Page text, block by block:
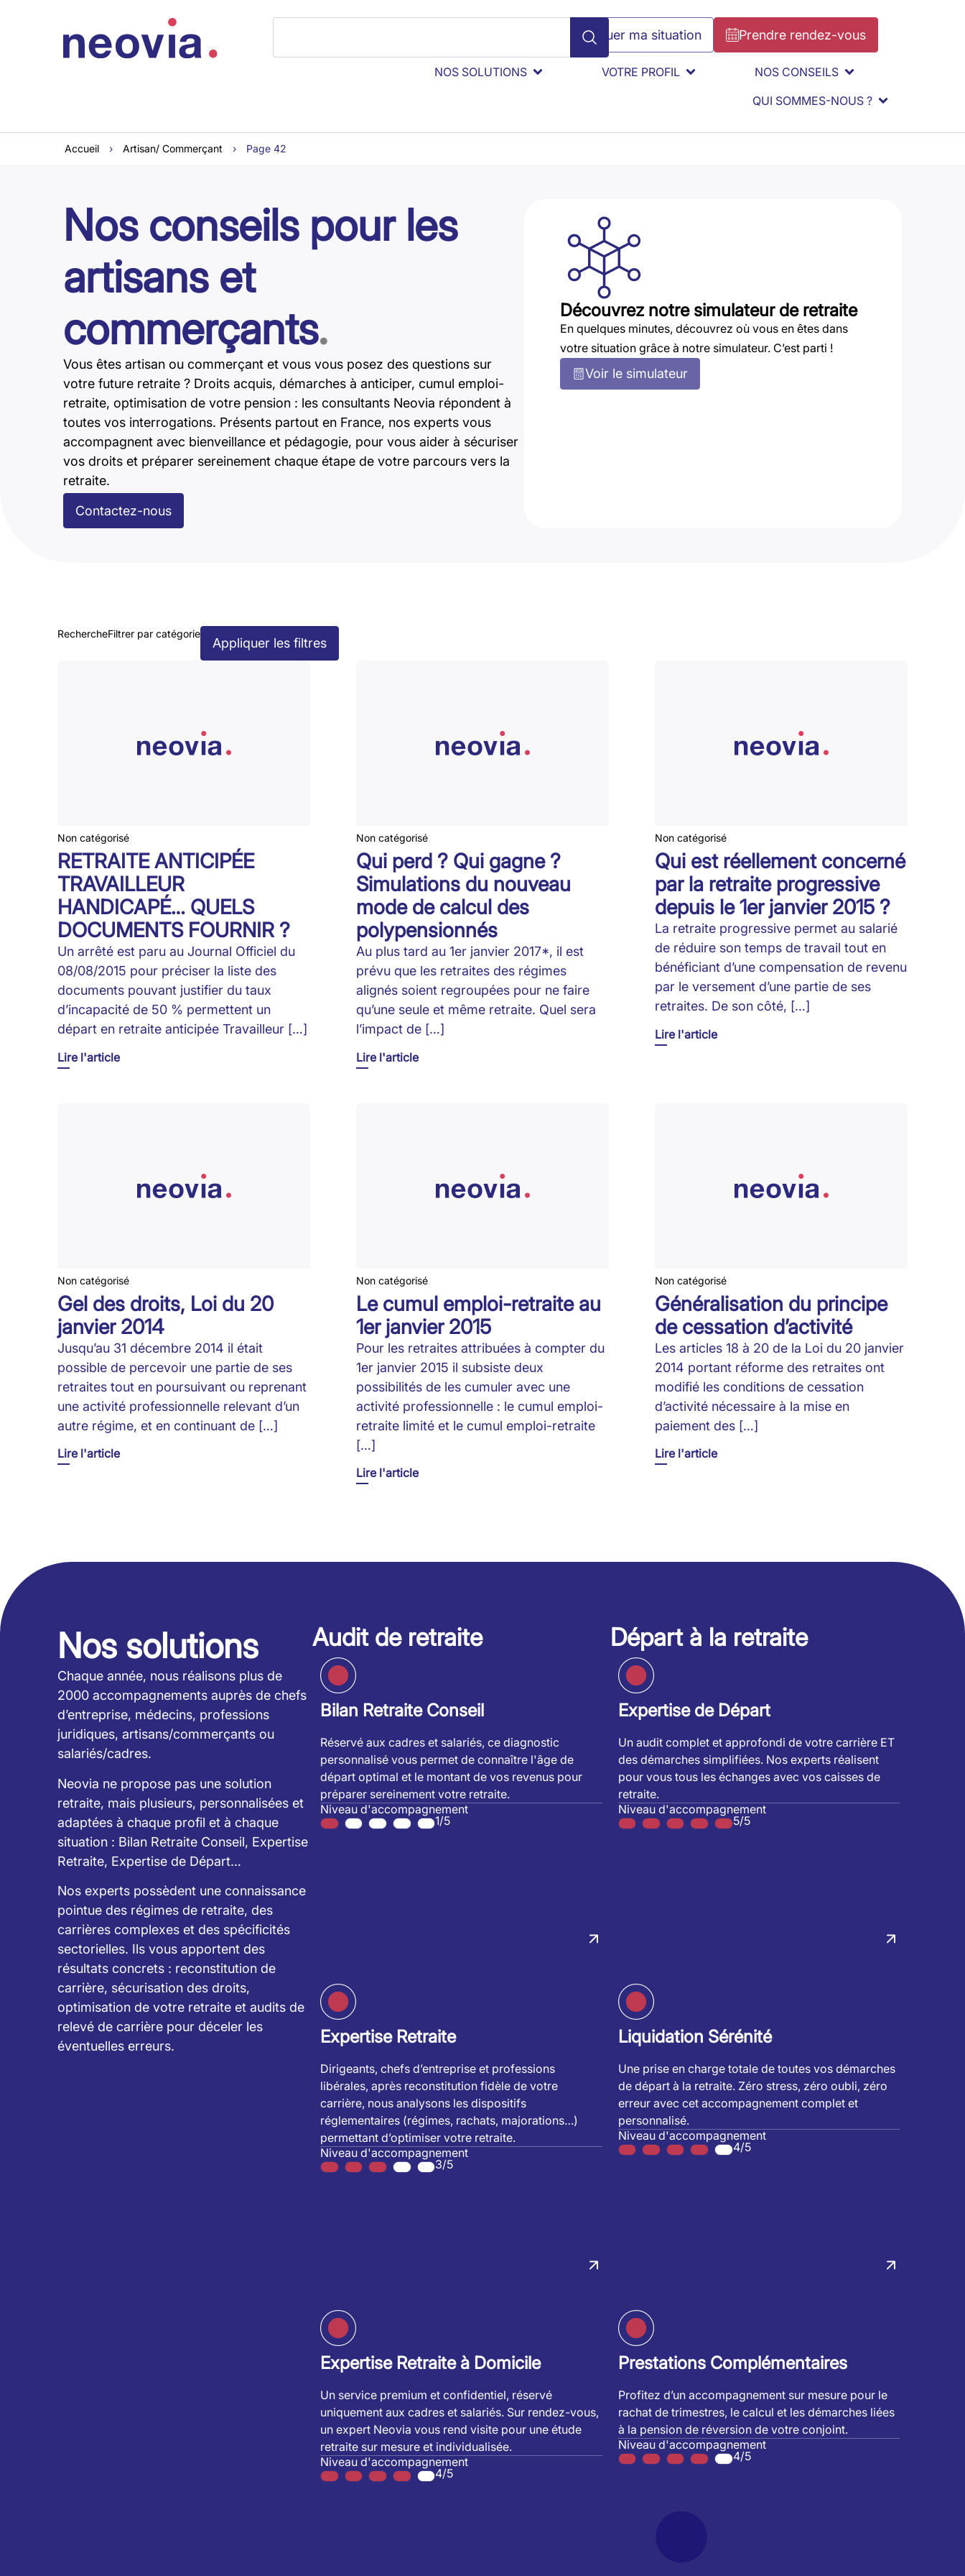
Évaluer ma situation Prendre rendez-vous
NOS SOLUTIONS VOTRE PROFIL
NOS CONSEILS
QUI SOMMES-NOUS ?
Accueil › Artisan/ Commerçant › Page 42
Nos conseils pour les
artisans et
commerçants.
Vous êtes artisan ou commerçant et vous vous posez des questions sur
votre future retraite ? Droits acquis, démarches à anticiper, cumul emploi-
retraite, optimisation de votre pension : les consultants Neovia répondent à
toutes vos interrogations. Présents partout en France, nos experts vous
accompagnent avec bienveillance et pédagogie, pour vous aider à sécuriser
vos droits et préparer sereinement chaque étape de votre parcours vers la
retraite.
Contactez-nous
Découvrez notre simulateur de retraite
En quelques minutes, découvrez où vous en êtes dans
votre situation grâce à notre simulateur. C’est parti !
Voir le simulateur
RechercheFiltrer par catégorie
Appliquer les filtres
Non catégorisé
RETRAITE ANTICIPÉE
TRAVAILLEUR
HANDICAPÉ… QUELS
DOCUMENTS FOURNIR ?
Un arrêté est paru au Journal Officiel du
08/08/2015 pour préciser la liste des
documents pouvant justifier du taux
d’incapacité de 50 % permettent un
départ en retraite anticipée Travailleur […]
Lire l'article
Non catégorisé
Qui perd ? Qui gagne ?
Simulations du nouveau
mode de calcul des
polypensionnés
Au plus tard au 1er janvier 2017*, il est
prévu que les retraites des régimes
alignés soient regroupées pour ne faire
qu’une seule et même retraite. Quel sera
l’impact de […]
Lire l'article
Non catégorisé
Qui est réellement concerné
par la retraite progressive
depuis le 1er janvier 2015 ?
La retraite progressive permet au salarié
de réduire son temps de travail tout en
bénéficiant d’une compensation de revenu
par le versement d’une partie de ses
retraites. De son côté, […]
Lire l'article
Non catégorisé
Gel des droits, Loi du 20
janvier 2014
Jusqu’au 31 décembre 2014 il était
possible de percevoir une partie de ses
retraites tout en poursuivant ou reprenant
une activité professionnelle relevant d’un
autre régime, et en continuant de […]
Lire l'article
Non catégorisé
Le cumul emploi-retraite au
1er janvier 2015
Pour les retraites attribuées à compter du
1er janvier 2015 il subsiste deux
possibilités de les cumuler avec une
activité professionnelle : le cumul emploi-
retraite limité et le cumul emploi-retraite
[…]
Lire l'article
Non catégorisé
Généralisation du principe
de cessation d’activité
Les articles 18 à 20 de la Loi du 20 janvier
2014 portant réforme des retraites ont
modifié les conditions de cessation
d’activité nécessaire à la mise en
paiement des […]
Lire l'article
Nos solutions
Chaque année, nous réalisons plus de
2000 accompagnements auprès de chefs
d’entreprise, médecins, professions
juridiques, artisans/commerçants ou
salariés/cadres.
Neovia ne propose pas une solution
retraite, mais plusieurs, personnalisées et
adaptées à chaque profil et à chaque
situation : Bilan Retraite Conseil, Expertise
Retraite, Expertise de Départ…
Nos experts possèdent une connaissance
pointue des régimes de retraite, des
carrières complexes et des spécificités
sectorielles. Ils vous apportent des
résultats concrets : reconstitution de
carrière, sécurisation des droits,
optimisation de votre retraite et audits de
relevé de carrière pour déceler les
éventuelles erreurs.
Audit de retraite
Bilan Retraite Conseil
Réservé aux cadres et salariés, ce diagnostic
personnalisé vous permet de connaître l'âge de
départ optimal et le montant de vos revenus pour
préparer sereinement votre retraite.
Niveau d'accompagnement
1/5
Expertise Retraite
Dirigeants, chefs d’entreprise et professions
libérales, après reconstitution fidèle de votre
carrière, nous analysons les dispositifs
réglementaires (régimes, rachats, majorations…)
permettant d’optimiser votre retraite.
Niveau d'accompagnement
3/5
Expertise Retraite à Domicile
Un service premium et confidentiel, réservé
uniquement aux cadres et salariés. Sur rendez-vous,
un expert Neovia vous rend visite pour une étude
retraite sur mesure et individualisée.
Niveau d'accompagnement
4/5
Départ à la retraite
Expertise de Départ
Un audit complet et approfondi de votre carrière ET
des démarches simplifiées. Nos experts réalisent
pour vous tous les échanges avec vos caisses de
retraite.
Niveau d'accompagnement
5/5
Liquidation Sérénité
Une prise en charge totale de toutes vos démarches
de départ à la retraite. Zéro stress, zéro oubli, zéro
erreur avec cet accompagnement complet et
personnalisé.
Niveau d'accompagnement
4/5
Prestations Complémentaires
Profitez d’un accompagnement sur mesure pour le
rachat de trimestres, le calcul et les démarches liées
à la pension de réversion de votre conjoint.
Niveau d'accompagnement
4/5